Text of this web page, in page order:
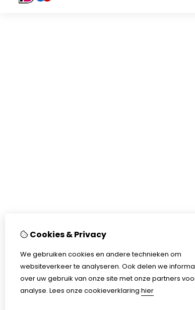
Cookies & Privacy
We gebruiken cookies en andere technieken om
websiteverkeer te analyseren. Ook delen we
over uw gebruik van onze site met onze partners
analyse. Lees onze cookieverklaring hier